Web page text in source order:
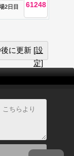
2日目
61248
に更新 [設
定]